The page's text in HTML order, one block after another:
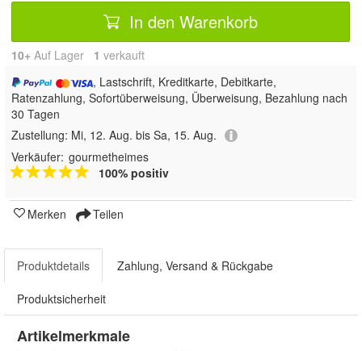
In den Warenkorb
10+ Auf Lager 1 verkauft
, Lastschrift, Kreditkarte, Debitkarte,
Ratenzahlung, Sofortüberweisung, Überweisung, Bezahlung nach
30 Tagen
Zustellung: Mi, 12. Aug. bis Sa, 15. Aug.
Verkäufer: gourmetheimes
100% positiv
Merken Teilen
Produktdetails Zahlung, Versand & Rückgabe
Produktsicherheit
Artikelmerkmale